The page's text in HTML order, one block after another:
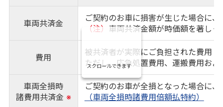
車両共済金
ご契約のお車に損害が生じた場合に
（注） 車両共済金額が時価額を著し
費用
被共済者が実際にご負担された費用
ただし、応急処置費用、運搬費用お
車両全損時
諸費用共済金 ※
ご契約のお車が全損となった場合に
（車両全損時諸費用倍額払特約）
スクロールできます